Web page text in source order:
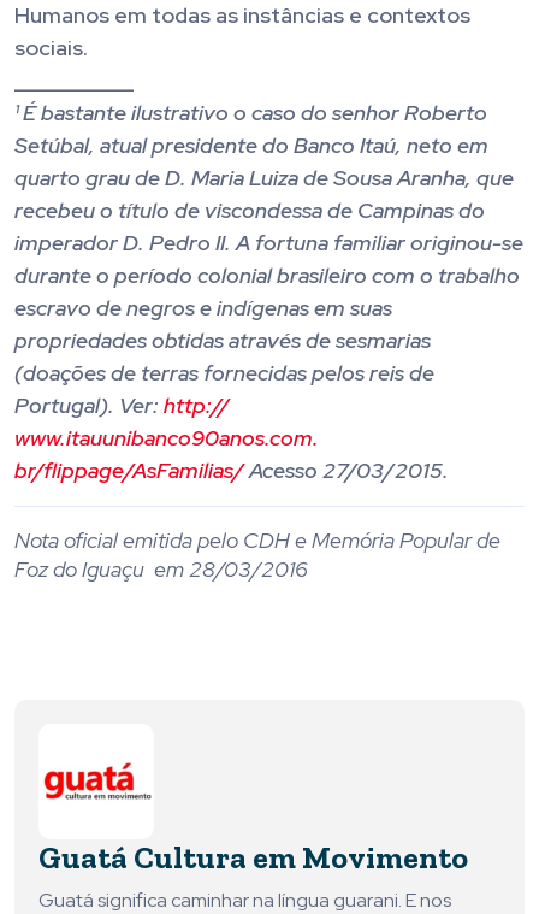
Humanos em todas as instâncias e contextos
sociais.
¹ É bastante ilustrativo o caso do senhor Roberto
Setúbal, atual presidente do Banco Itaú, neto em
quarto grau de D. Maria Luiza de Sousa Aranha, que
recebeu o título de viscondessa de Campinas do
imperador D. Pedro II. A fortuna familiar originou-se
durante o período colonial brasileiro com o trabalho
escravo de negros e indígenas em suas
propriedades obtidas através de sesmarias
(doações de terras fornecidas pelos reis de
Portugal). Ver: http://
www.itauunibanco90anos.com.
br/flippage/AsFamilias/Acesso 27/03/2015.
Nota oficial emitida pelo CDH e Memória Popular de
Foz do Iguaçu em 28/03/2016
Guatá Cultura em Movimento
Guatá significa caminhar na língua guarani. E nos